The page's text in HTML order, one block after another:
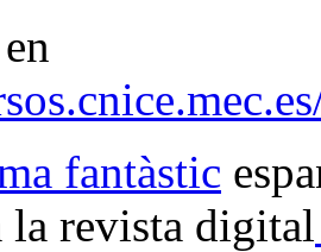
fantàstic
la revista digital